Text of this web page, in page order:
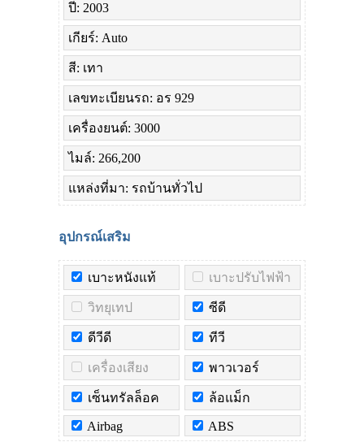
ปี: 2003
เกียร์: Auto
สี: เทา
เลขทะเบียนรถ: อร 929
เครื่องยนต์: 3000
ไมล์: 266,200
แหล่งที่มา: รถบ้านทั่วไป
อุปกรณ์เสริม
เบาะหนังแท้ เบาะปรับไฟฟ้า
วิทยุเทป ซีดี
ดีวีดี ทีวี
เครื่องเสียง พาวเวอร์
เซ็นทรัลล็อค ล้อแม็ก
Airbag ABS